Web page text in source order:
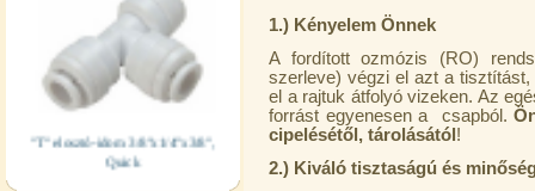
Quick
1.) Kényelem Önnek
A fordított ozmózis (RO)
szerleve) végzi el azt a
el a rajtuk átfolyó vizeken. Az
forrást egyenesen a csapból.
cipelésétől, tárolásától !
2.) Kiváló tisztaságú és